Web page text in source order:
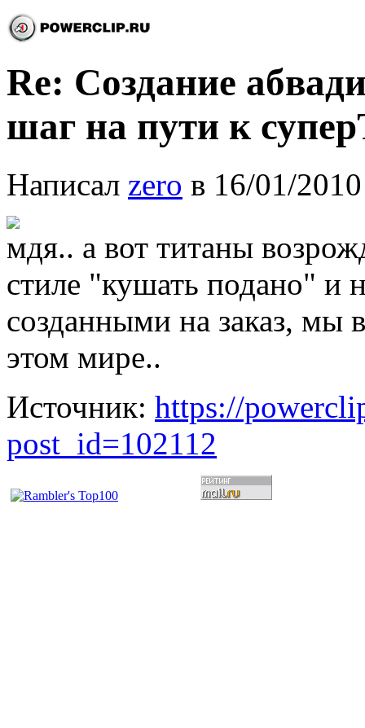
Re: Создание
шаг на пути к
Написал zero в 16/01/
мдя.. а вот титаны
стиле "кушать подано" и
созданными на заказ, мы
этом мире..
Источник: https://
post_id=102112